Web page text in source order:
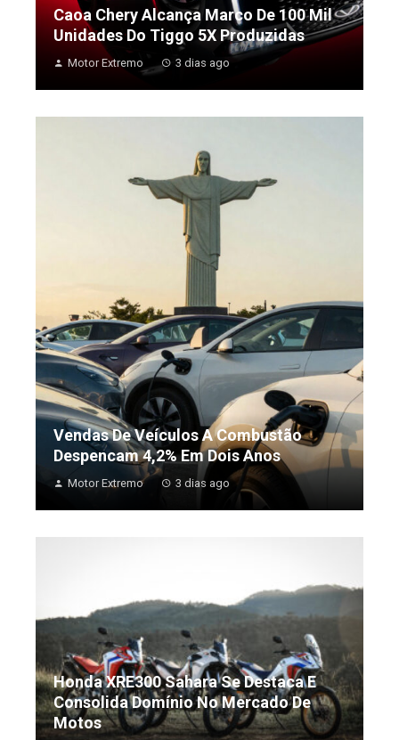
Caoa Chery Alcança Marco De 100 Mil
Unidades Do Tiggo 5X Produzidas
Motor Extremo 3 dias ago
Vendas De Veículos A Combustão
Despencam 4,2% Em Dois Anos
Motor Extremo 3 dias ago
Honda XRE300 Sahara Se Destaca E
Consolida Domínio No Mercado De
Motos